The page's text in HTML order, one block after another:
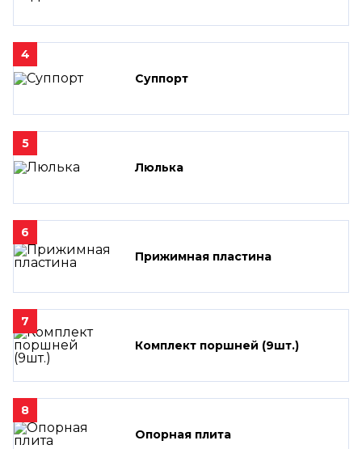
4
Суппорт
5
Люлька
6
Прижимная пластина
7
Комплект поршней (9шт.)
8
Опорная плита